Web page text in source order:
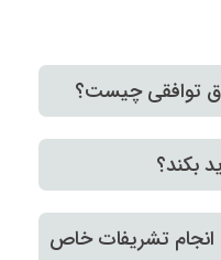
توافقی چیست؟
بکند؟
انجام تشریفات خاص